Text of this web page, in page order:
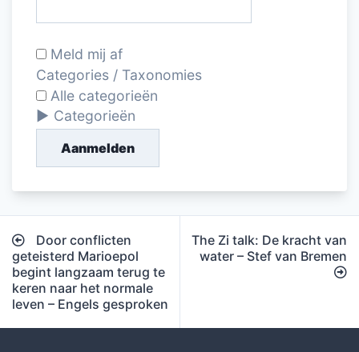
Meld mij af
Categories / Taxonomies
Alle categorieën
Categorieën
Aanmelden
Bericht
navigatie
Door conflicten
geteisterd Marioepol
begint langzaam terug te
keren naar het normale
leven – Engels gesproken
The Zi talk: De kracht van
water – Stef van Bremen